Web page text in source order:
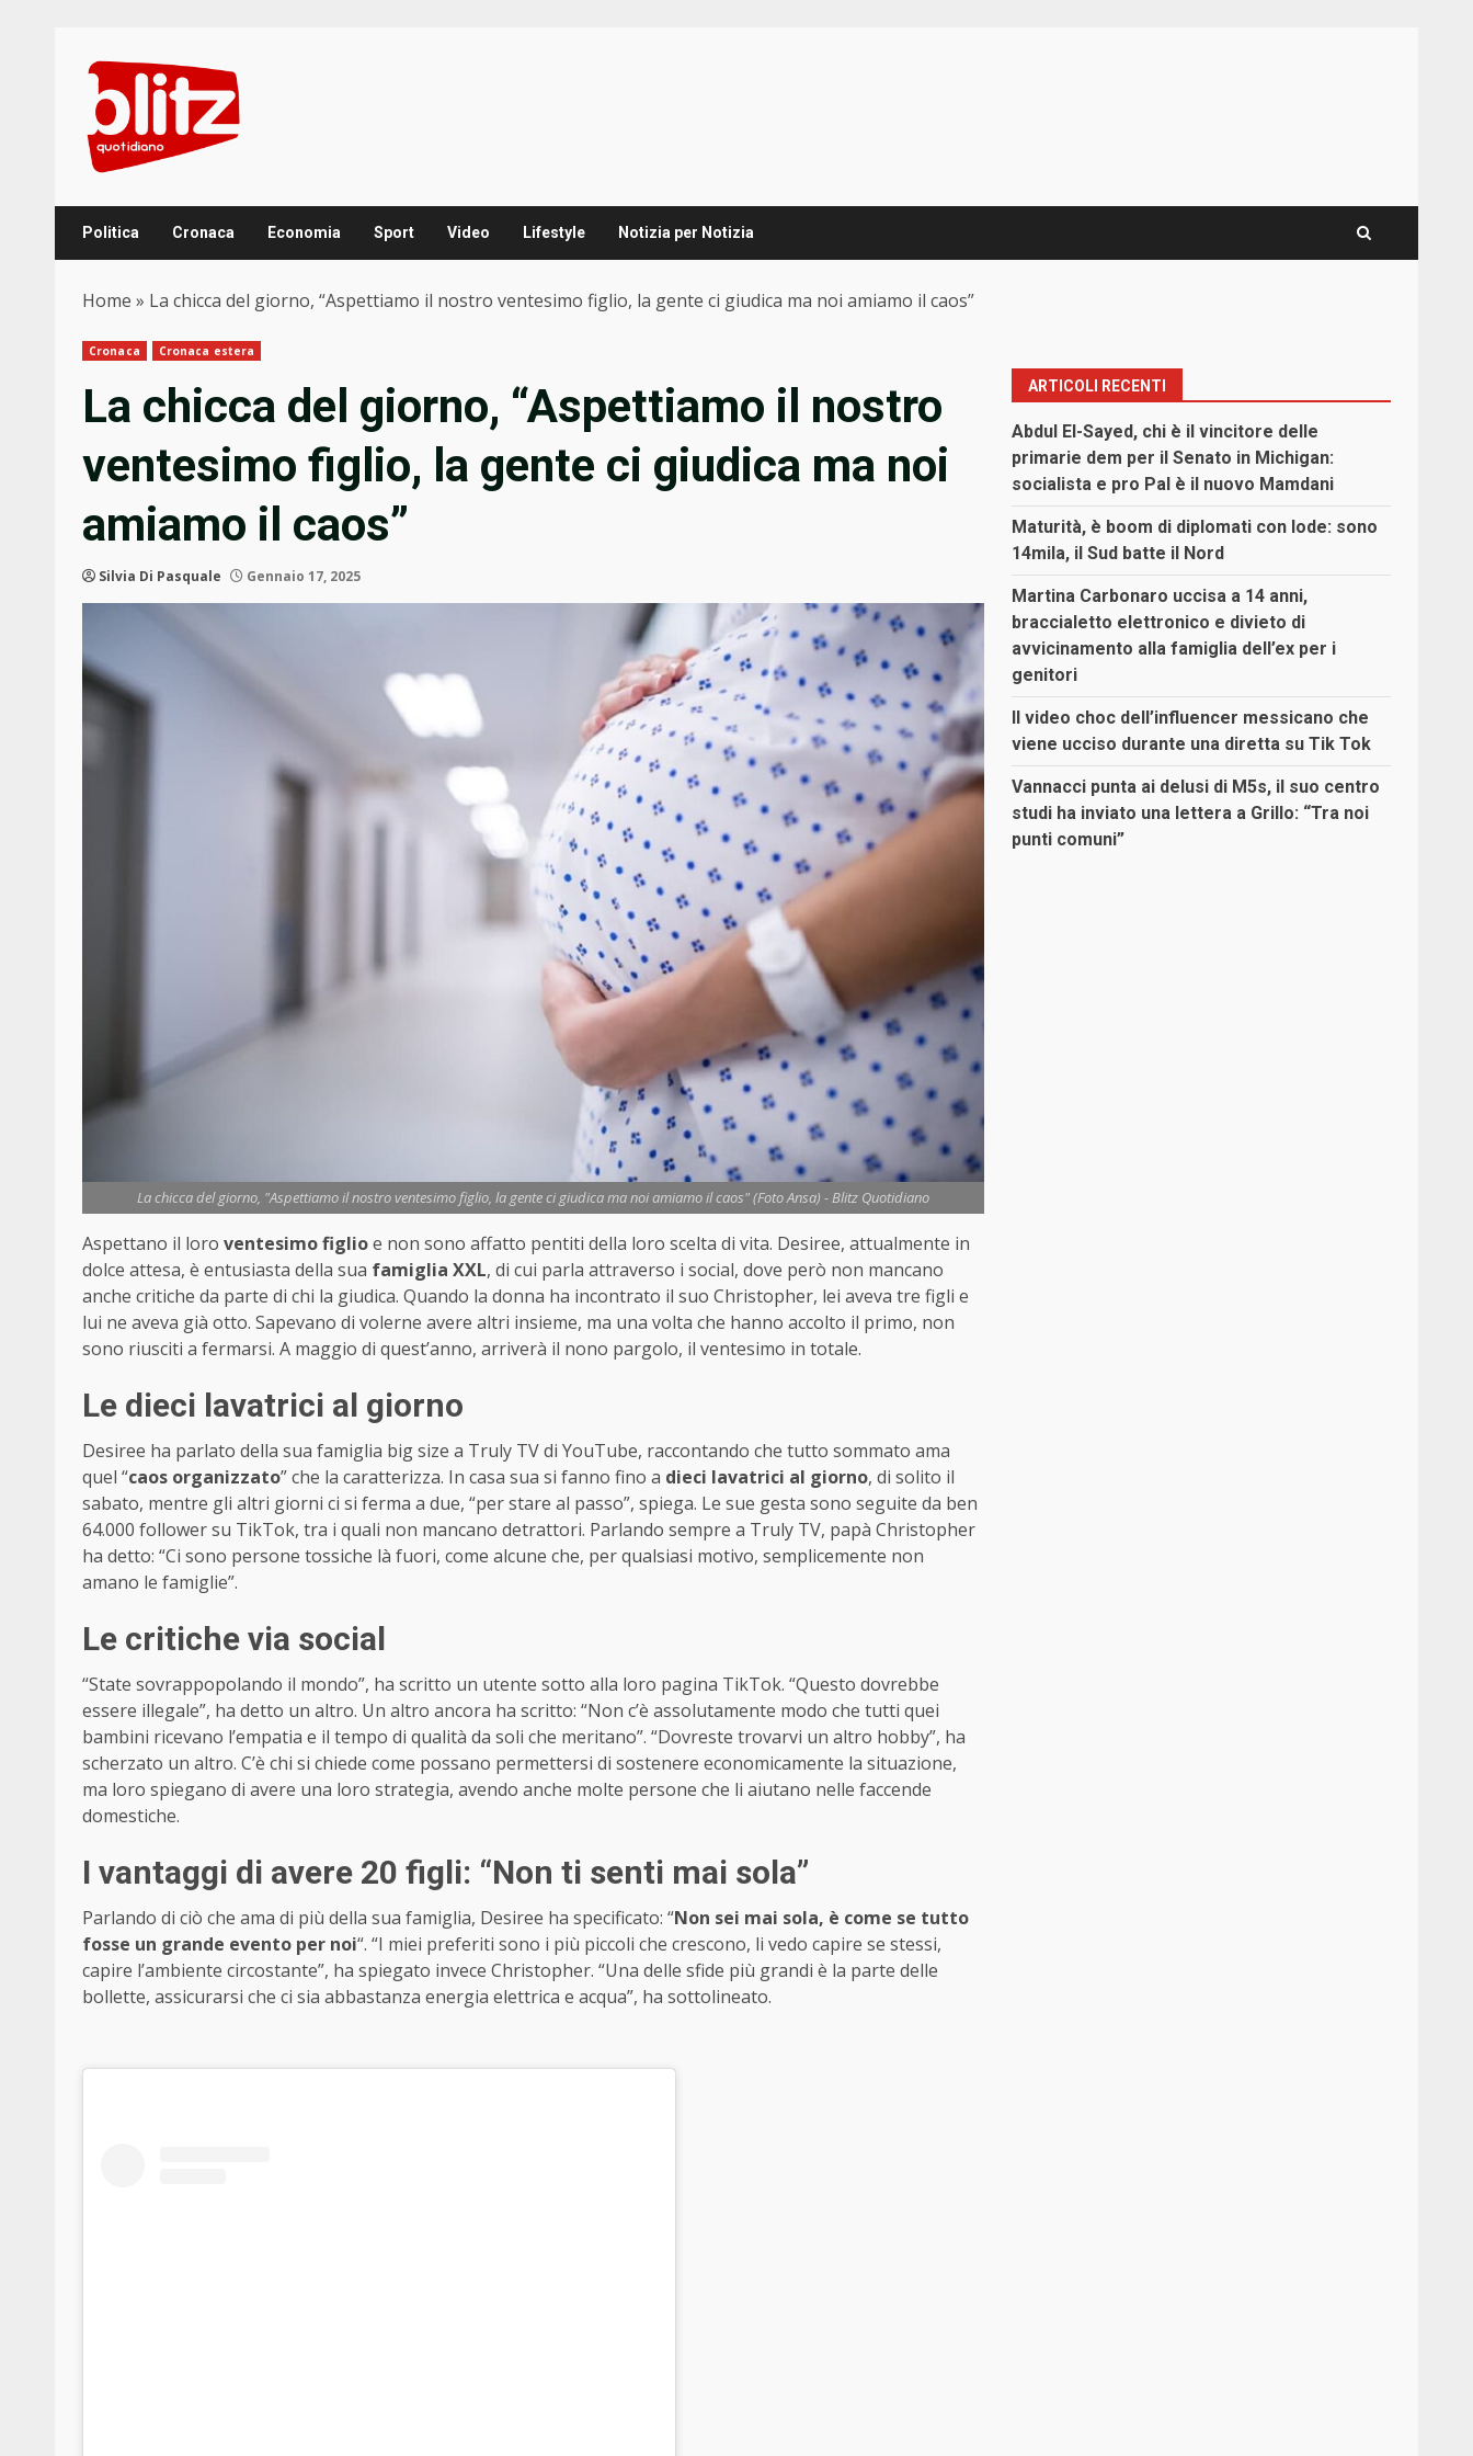
content
Politica Cronaca Economia Sport Video Lifestyle Notizia per Notizia
Home » La chicca del giorno, “Aspettiamo il nostro ventesimo figlio, la gente ci giudica ma noi amiamo il caos”
Cronaca Cronaca estera
La chicca del giorno, “Aspettiamo il nostro
ventesimo figlio, la gente ci giudica ma noi
amiamo il caos”
Silvia Di Pasquale Gennaio 17, 2025
La chicca del giorno, "Aspettiamo il nostro ventesimo figlio, la gente ci giudica ma noi amiamo il caos" (Foto Ansa) - Blitz Quotidiano
Aspettano il loro ventesimo figlioe non sono affatto pentiti della loro scelta di vita. Desiree, attualmente in
dolce attesa, è entusiasta della sua famiglia XXL, di cui parla attraverso i social, dove però non mancano
anche critiche da parte di chi la giudica. Quando la donna ha incontrato il suo Christopher, lei aveva tre figli e
lui ne aveva già otto. Sapevano di volerne avere altri insieme, ma una volta che hanno accolto il primo, non
sono riusciti a fermarsi. A maggio di quest’anno, arriverà il nono pargolo, il ventesimo in totale.
Le dieci lavatrici al giorno
Desiree ha parlato della sua famiglia big size a Truly TV di YouTube, raccontando che tutto sommato ama
quel “caos organizzato” che la caratterizza. In casa sua si fanno fino a dieci lavatrici al giorno, di solito il
sabato, mentre gli altri giorni ci si ferma a due, “per stare al passo”, spiega. Le sue gesta sono seguite da ben
64.000 follower su TikTok, tra i quali non mancano detrattori. Parlando sempre a Truly TV, papà Christopher
ha detto: “Ci sono persone tossiche là fuori, come alcune che, per qualsiasi motivo, semplicemente non
amano le famiglie”.
Le critiche via social
“State sovrappopolando il mondo”, ha scritto un utente sotto alla loro pagina TikTok. “Questo dovrebbe
essere illegale”, ha detto un altro. Un altro ancora ha scritto: “Non c’è assolutamente modo che tutti quei
bambini ricevano l’empatia e il tempo di qualità da soli che meritano”. “Dovreste trovarvi un altro hobby”, ha
scherzato un altro. C’è chi si chiede come possano permettersi di sostenere economicamente la situazione,
ma loro spiegano di avere una loro strategia, avendo anche molte persone che li aiutano nelle faccende
domestiche.
I vantaggi di avere 20 figli: “Non ti senti mai sola”
Parlando di ciò che ama di più della sua famiglia, Desiree ha specificato: “Non sei mai sola, è come se tutto
fosse un grande evento per noi“. “I miei preferiti sono i più piccoli che crescono, li vedo capire se stessi,
capire l’ambiente circostante”, ha spiegato invece Christopher. “Una delle sfide più grandi è la parte delle
bollette, assicurarsi che ci sia abbastanza energia elettrica e acqua”, ha sottolineato.
ARTICOLI RECENTI
Abdul El-Sayed, chi è il vincitore delle
primarie dem per il Senato in Michigan:
socialista e pro Pal è il nuovo Mamdani
Maturità, è boom di diplomati con lode: sono
14mila, il Sud batte il Nord
Martina Carbonaro uccisa a 14 anni,
braccialetto elettronico e divieto di
avvicinamento alla famiglia dell’ex per i
genitori
Il video choc dell’influencer messicano che
viene ucciso durante una diretta su Tik Tok
Vannacci punta ai delusi di M5s, il suo centro
studi ha inviato una lettera a Grillo: “Tra noi
punti comuni”